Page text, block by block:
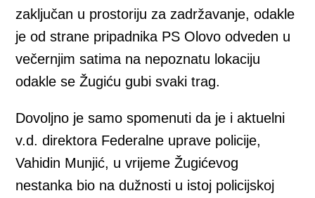
zaključan u prostoriju za zadržavanje, odakle
je od strane pripadnika PS Olovo odveden u
večernjim satima na nepoznatu lokaciju
odakle se Žugiću gubi svaki trag.
Dovoljno je samo spomenuti da je i aktuelni
v.d. direktora Federalne uprave policije,
Vahidin Munjić, u vrijeme Žugićevog
nestanka bio na dužnosti u istoj policijskoj